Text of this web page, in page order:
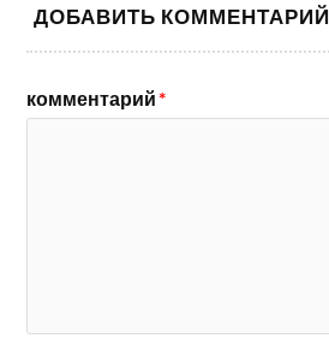
ДОБАВИТЬ КОММЕНТАРИЙ
комментарий*